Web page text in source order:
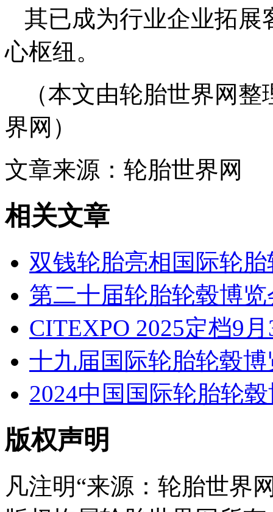
其已成为行业企业拓展
心枢纽。
（本文由轮胎世界网
界网）
文章来源：轮胎世界网
相关文章
双钱轮胎亮相国际轮
第二十届轮胎轮毂博
CITEXPO 2025定档9
十九届国际轮胎轮毂
2024中国国际轮胎轮
版权声明
凡注明“来源：轮胎世界